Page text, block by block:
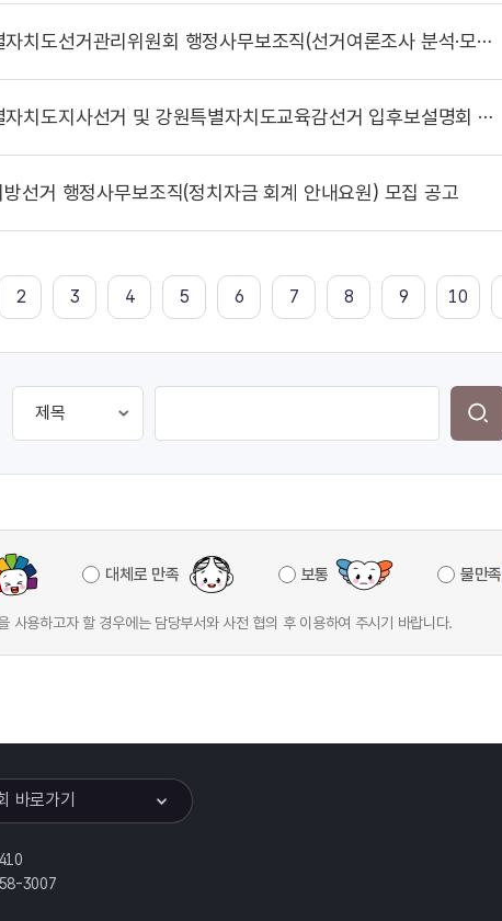
도선거관리위원회 행정사무보조직(선거여론조사 분석·모니터링 요원) 재공고
치도지사선거 및 강원특별자치도교육감선거 입후보설명회 개최 안내
선거 행정사무보조직(정치자금 회계 안내요원) 모집 공고
2 3 4 5 6 7 8 9 10
대체로 만족 보통 불만족
사용하고자 할 경우에는 담당부서와 사전 협의 후 이용하여 주시기 바랍니다.
바로가기
3007